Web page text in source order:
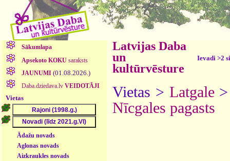
Sākumlapa
Apsekoto KOKUsaraksts
JAUNUMI (01.08.2026.)
Daba.dziedava.lv VEIDOTĀJI
Vietas
Ādažu novads
Aglonas novads
Aizkraukles novads
Latvijas Daba
un
kultūrvēsture
Ievadi >2
Vietas > Latgale
Nīcgales pagasts